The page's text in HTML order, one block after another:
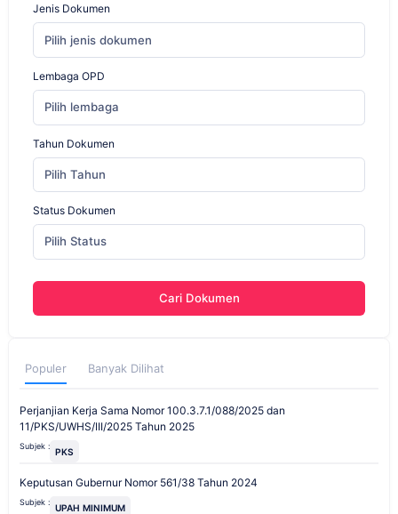
Jenis Dokumen
Pilih jenis dokumen
Lembaga OPD
Pilih lembaga
Tahun Dokumen
Pilih Tahun
Status Dokumen
Pilih Status
Cari Dokumen
Populer Banyak Dilihat
Perjanjian Kerja Sama Nomor 100.3.7.1/088/2025 dan
11/PKS/UWHS/III/2025 Tahun 2025
Subjek : PKS
Keputusan Gubernur Nomor 561/38 Tahun 2024
Subjek : UPAH MINIMUM